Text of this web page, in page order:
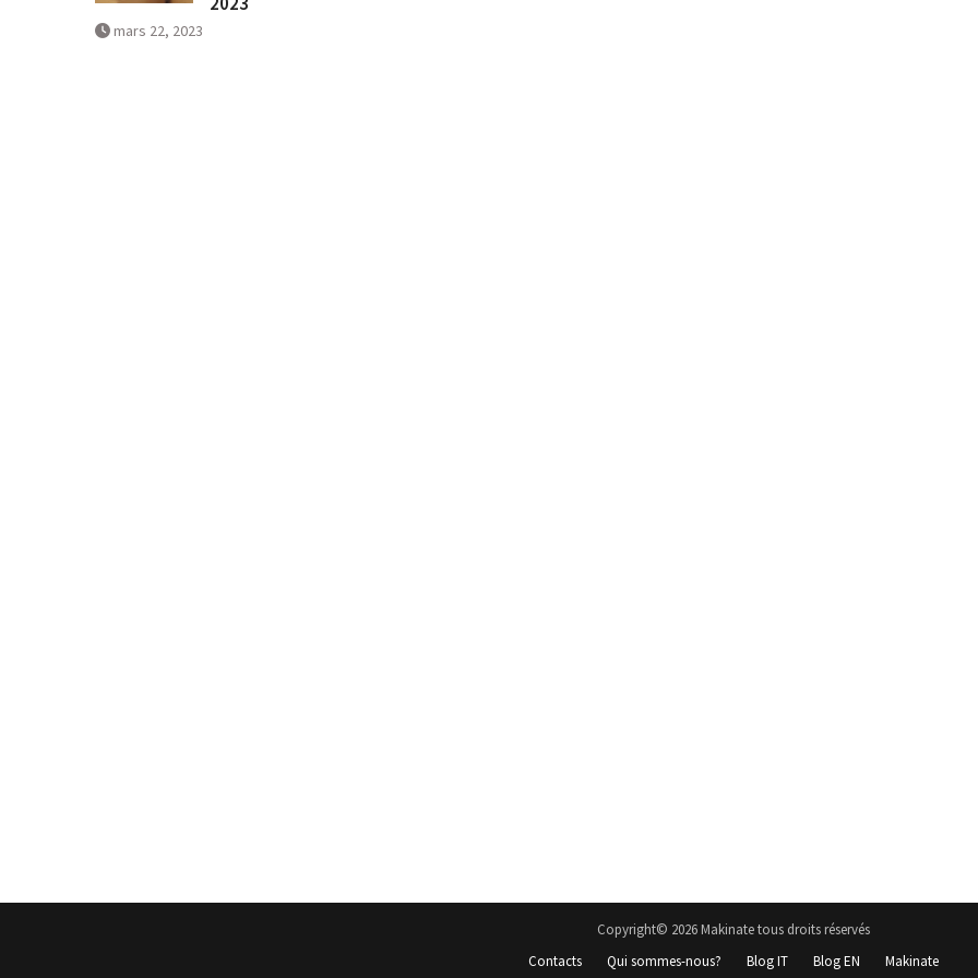
mars 22, 2023
Copyright© 2026 Makinate tous droits réservés
Contacts
Qui sommes-nous? Blog IT Blog EN
Makinate